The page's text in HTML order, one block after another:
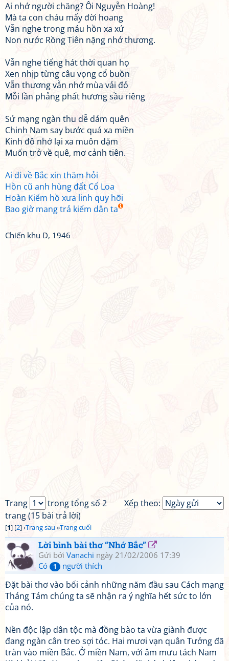
Ai nhớ người chăng? Ôi Nguyễn Hoàng!
Mà ta con cháu mấy đời hoang
Vẫn nghe trong máu hồn xa xứ
Non nước Rồng Tiên nặng nhớ thương.
Vẫn nghe tiếng hát thời quan họ
Xen nhịp từng câu vọng cổ buồn
Vẫn thương vẫn nhớ mùa vải đỏ
Mỗi lần phảng phất hương sầu riêng
Sứ mạng ngàn thu dễ dám quên
Chinh Nam say bước quá xa miền
Kinh đô nhớ lại xa muôn dặm
Muốn trở về quê, mơ cảnh tiên.
Ai đi về Bắc xin thăm hỏi
Hồn cũ anh hùng đất Cổ Loa
Hoàn Kiếm hồ xưa linh quy hỡi
Bao giờ mang trả kiếm dân ta
Chiến khu D, 1946
Xếp theo:
Trang
trong tổng số 2
trang (15 bài trả lời)
[1] [2] ›Trang sau »Trang cuối
Lời bình bài thơ “Nhớ Bắc”
Gửi bởi Vanachi ngày 21/02/2006 17:39
Có
1 người thích
Đặt bài thơ vào bối cảnh những năm đầu sau Cách mạng
Tháng Tám chúng ta sẽ nhận ra ý nghĩa hết sức to lớn
của nó.
Nền độc lập dân tộc mà đồng bào ta vừa giành được
đang ngàn cân treo sợi tóc. Hai mươi vạn quân Tưởng đã
tràn vào miền Bắc. Ở miền Nam, với âm mưu tách Nam